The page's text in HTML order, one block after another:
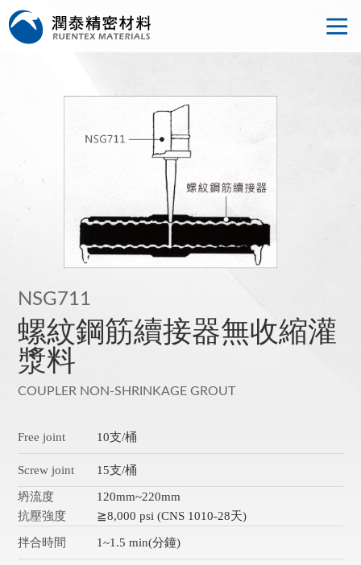
NSG711
螺紋鋼筋續接器無收縮灌
漿料
COUPLER NON-SHRINKAGE GROUT
Free joint 10支/桶
Screw joint 15支/桶
坍流度
120mm~220mm
抗壓強度
≧8,000 psi (CNS 1010-28天)
拌合時間 1~1.5 min(分鐘)